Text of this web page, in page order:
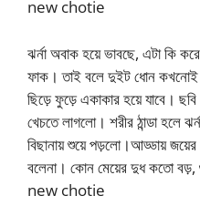
new chotie
ঝর্না অবাক হয়ে ভাবছে, এটা কি
ফাক। তাই বলে দুইট ধোন কখনোই
ছিড়ে ফুড়ে একাকার হয়ে যাবে।
খেচতে লাগলো। শরীর ঠান্ডা হলে
বিছানায় শুয়ে পড়লো।আড্ডায়
বলেনা। কোন মেয়ের দুধ কতো
new chotie